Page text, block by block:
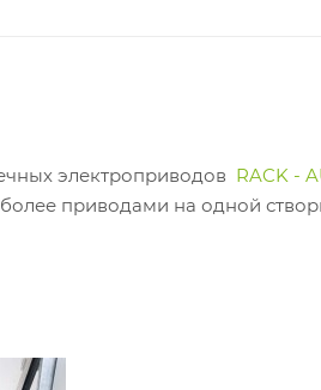
электроприводов RACK -
приводами на одной